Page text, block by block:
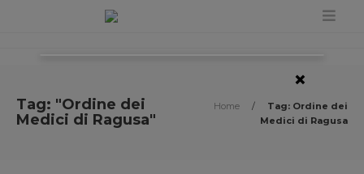
Tag: "Ordine dei
Medici di Ragusa"
Home /
Tag: Ordine dei
Medici di Ragusa
×